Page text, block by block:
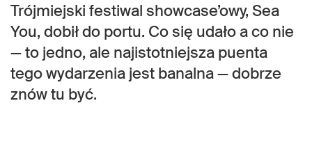
Trójmiejski festiwal showcase’owy, Sea
You, dobił do portu. Co się udało a co nie
— to jedno, ale najistotniejsza puenta
tego wydarzenia jest banalna — dobrze
znów tu być.